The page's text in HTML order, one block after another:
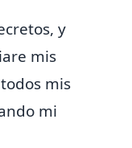
y
mis
mis
mi